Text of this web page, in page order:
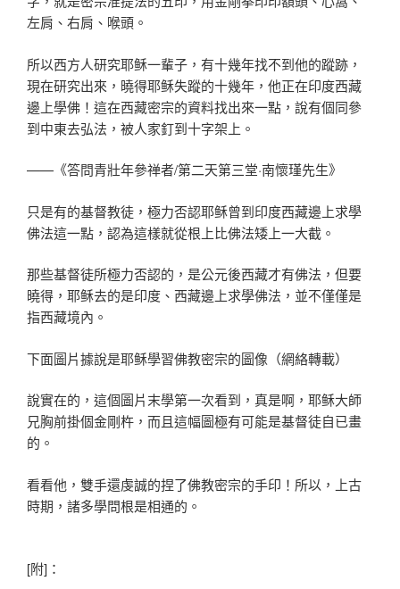
左肩、右肩、喉頭。
所以西方人研究耶稣一輩子，有十幾年找不到他的蹤跡，
現在研究出來，曉得耶稣失蹤的十幾年，他正在印度西藏
邊上學佛！這在西藏密宗的資料找出來一點，說有個同參
到中東去弘法，被人家釘到十字架上。
——《答問青壯年參禅者/第二天第三堂·南懷瑾先生》
只是有的基督教徒，極力否認耶稣曾到印度西藏邊上求學
佛法這一點，認為這樣就從根上比佛法矮上一大截。
那些基督徒所極力否認的，是公元後西藏才有佛法，但要
曉得，耶稣去的是印度、西藏邊上求學佛法，並不僅僅是
指西藏境內。
下面圖片據說是耶稣學習佛教密宗的圖像（網絡轉載）
說實在的，這個圖片末學第一次看到，真是啊，耶稣大師
兄胸前掛個金剛杵，而且這幅圖極有可能是基督徒自已畫
的。
看看他，雙手還虔誠的捏了佛教密宗的手印！所以，上古
時期，諸多學問根是相通的。
[附]：